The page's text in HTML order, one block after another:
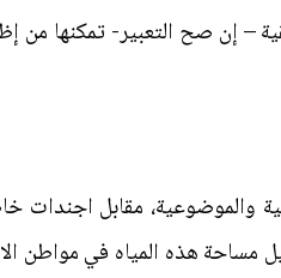
– إن صح التعبير- تمكنها
مقابل اجندات
مساحة هذه المياه في مواطن